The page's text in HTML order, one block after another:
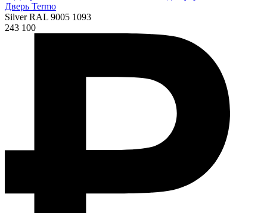
Дверь Termo
Silver RAL 9005 1093
243 100